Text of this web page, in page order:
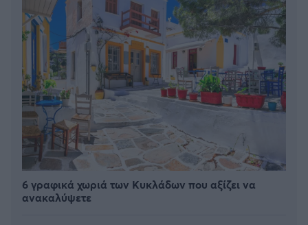
6 γραφικά χωριά των Κυκλάδων που αξίζει να
ανακαλύψετε